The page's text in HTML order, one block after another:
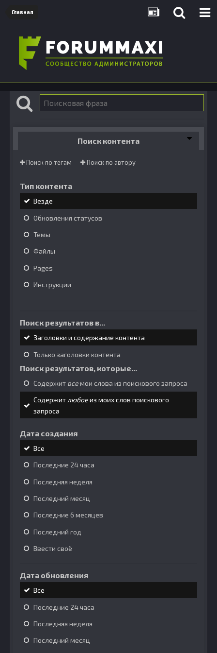
Главная
Поиск контента
Поиск по тегам Поиск по автору
Тип контента
Везде
Обновления статусов
Темы
Файлы
Pages
Инструкции
Поиск результатов в...
Заголовки и содержание контента
Только заголовки контента
Поиск результатов, которые...
Содержит всемои слова из поискового запроса
Содержитлюбоеиз моих слов поискового
запроса
Дата создания
Все
Последние 24 часа
Последняя неделя
Последний месяц
Последние 6 месяцев
Последний год
Ввести своё
Дата обновления
Все
Последние 24 часа
Последняя неделя
Последний месяц